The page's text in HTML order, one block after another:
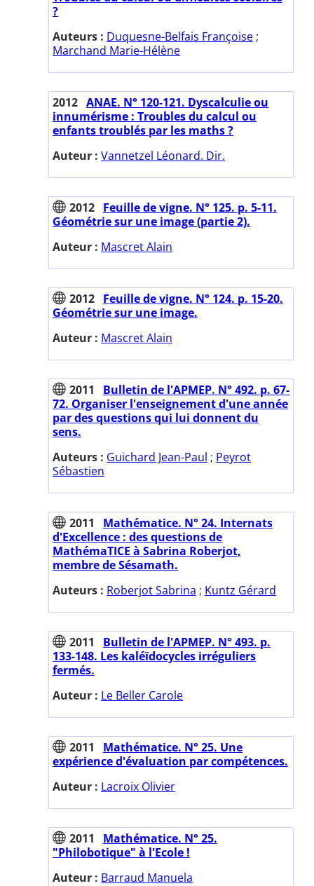
?
Auteurs : Duquesne-Belfais Françoise ;
Marchand Marie-Hélène
2012 ANAE. N° 120-121. Dyscalculie ou
innumérisme : Troubles du calcul ou
enfants troublés par les maths ?
Auteur : Vannetzel Léonard. Dir.
2012 Feuille de vigne. N° 125. p. 5-11.
Géométrie sur une image (partie 2).
Auteur : Mascret Alain
2012 Feuille de vigne. N° 124. p. 15-20.
Géométrie sur une image.
Auteur : Mascret Alain
2011
Bulletin de l'APMEP. N° 492. p. 67-
72. Organiser l'enseignement d'une année
par des questions qui lui donnent du
sens.
Auteurs : Guichard Jean-Paul ; Peyrot
Sébastien
2011
Mathématice. N° 24. Internats
d'Excellence : des questions de
MathémaTICE à Sabrina Roberjot,
membre de Sésamath.
Auteurs : Roberjot Sabrina ; Kuntz Gérard
2011
Bulletin de l'APMEP. N° 493. p.
133-148. Les kaléïdocycles irréguliers
fermés.
Auteur : Le Beller Carole
2011
Mathématice. N° 25. Une
expérience d'évaluation par compétences.
Auteur : Lacroix Olivier
2011
Mathématice. N° 25.
"Philobotique" à l'Ecole !
Auteur : Barraud Manuela